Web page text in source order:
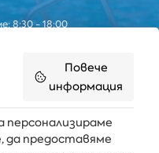
8:30 - 18:00
Повече
информация
персонализираме
да предоставяме